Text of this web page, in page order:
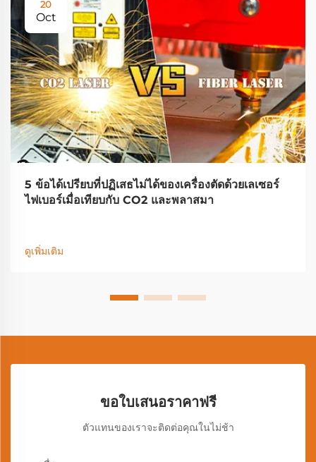
20
Oct
5 ข้อได้เปรียบที่ปฏิเสธไม่ได้ของเครื่องตัดด้วยเลเซอร์
ไฟเบอร์เมื่อเทียบกับ CO2 และพลาสมา
ดูเพิ่มเติม
ขอใบเสนอราคาฟรี
ตัวแทนของเราจะติดต่อคุณในไม่ช้า